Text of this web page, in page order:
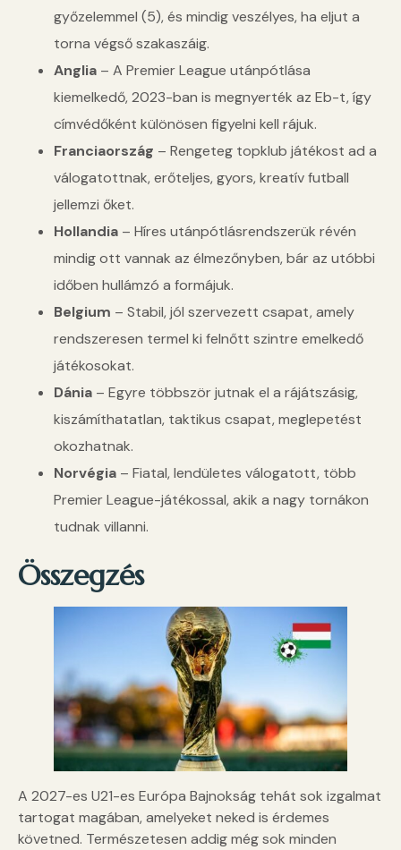
győzelemmel (5), és mindig veszélyes, ha eljut a
torna végső szakaszáig.
Anglia – A Premier League utánpótlása
kiemelkedő, 2023-ban is megnyerték az Eb-t, így
címvédőként különösen figyelni kell rájuk.
Franciaország – Rengeteg topklub játékost ad a
válogatottnak, erőteljes, gyors, kreatív futball
jellemzi őket.
Hollandia – Híres utánpótlásrendszerük révén
mindig ott vannak az élmezőnyben, bár az utóbbi
időben hullámzó a formájuk.
Belgium – Stabil, jól szervezett csapat, amely
rendszeresen termel ki felnőtt szintre emelkedő
játékosokat.
Dánia – Egyre többször jutnak el a rájátszásig,
kiszámíthatatlan, taktikus csapat, meglepetést
okozhatnak.
Norvégia – Fiatal, lendületes válogatott, több
Premier League-játékossal, akik a nagy tornákon
tudnak villanni.
Összegzés
A 2027-es U21-es Európa Bajnokság tehát sok izgalmat
tartogat magában, amelyeket neked is érdemes
követned. Természetesen addig még sok minden